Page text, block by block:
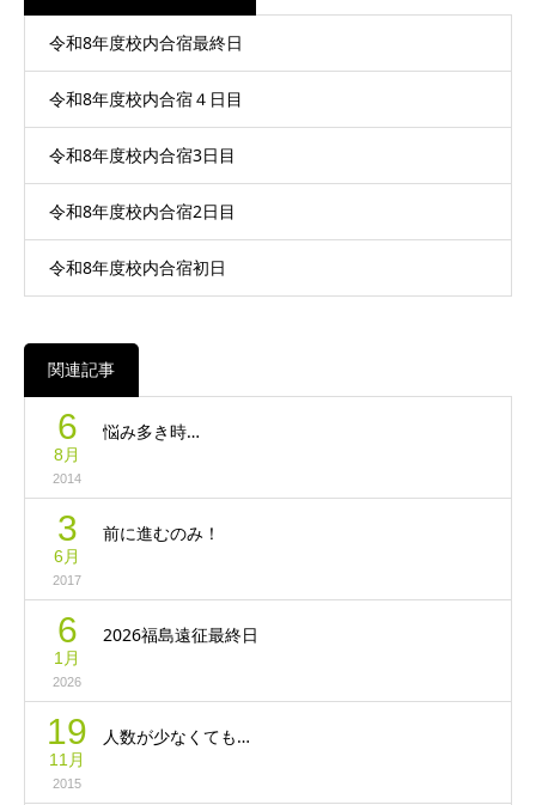
令和8年度校内合宿最終日
令和8年度校内合宿４日目
令和8年度校内合宿3日目
令和8年度校内合宿2日目
令和8年度校内合宿初日
関連記事
6
8月
2014
悩み多き時…
3
6月
2017
前に進むのみ！
6
1月
2026
2026福島遠征最終日
19
11月
2015
人数が少なくても…